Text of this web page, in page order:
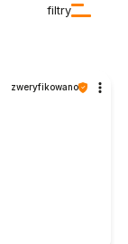
filtry
zweryfikowano